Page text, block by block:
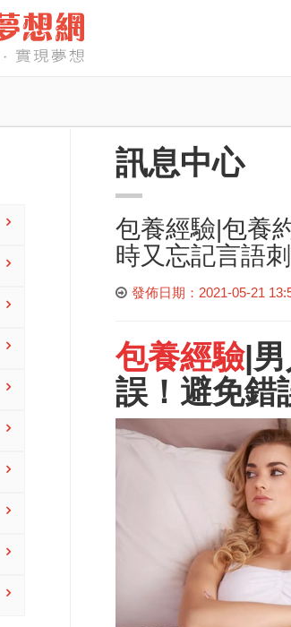
訊息中心
包養經驗|包養
時又忘記言語
發佈日期：2021-05-21
包養經驗|
誤！避免錯